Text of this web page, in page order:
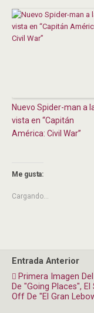
Nuevo Spider-man a
vista en “Capitán
América: Civil War”
Me gusta:
Cargando...
Entrada Anterior
Primera Imagen
De "Going Places", El
Off De "El Gran